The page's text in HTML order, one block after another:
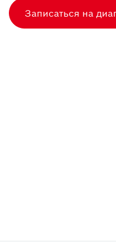
Записаться на